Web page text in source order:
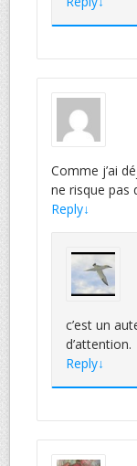
Comme j’ai
ne risque pas
Reply↓
c’est un
d’attention.
Reply↓